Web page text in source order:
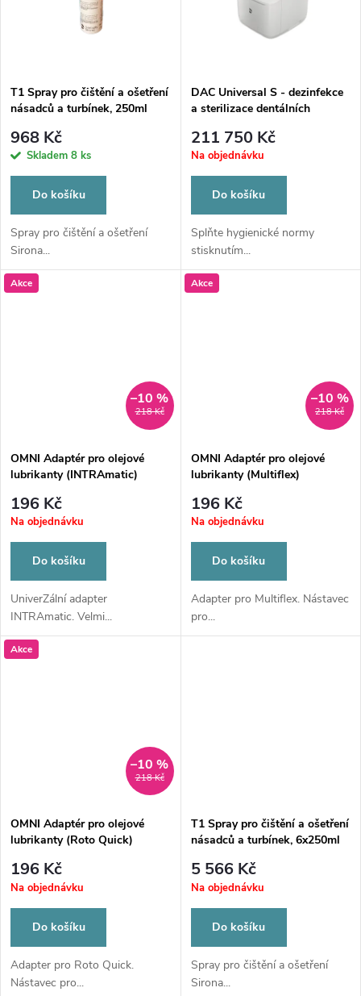
T1 Spray pro čištění a ošetření
násadců a turbínek, 250ml
968 Kč
Skladem 8 ks
Do košíku
Spray pro čištění a ošetření
Sirona...
DAC Universal S - dezinfekce
a sterilizace dentálních
211 750 Kč
Na objednávku
Do košíku
Splňte hygienické normy
stisknutím...
Akce
218 Kč
–10 %
OMNI Adaptér pro olejové
lubrikanty (INTRAmatic)
196 Kč
Na objednávku
Do košíku
UniverZální adapter
INTRAmatic. Velmi...
Akce
218 Kč
–10 %
OMNI Adaptér pro olejové
lubrikanty (Multiflex)
196 Kč
Na objednávku
Do košíku
Adapter pro Multiflex. Nástavec
pro...
Akce
218 Kč
–10 %
OMNI Adaptér pro olejové
lubrikanty (Roto Quick)
196 Kč
Na objednávku
Do košíku
Adapter pro Roto Quick.
Nástavec pro...
T1 Spray pro čištění a ošetření
násadců a turbínek, 6x250ml
5 566 Kč
Na objednávku
Do košíku
Spray pro čištění a ošetření
Sirona...